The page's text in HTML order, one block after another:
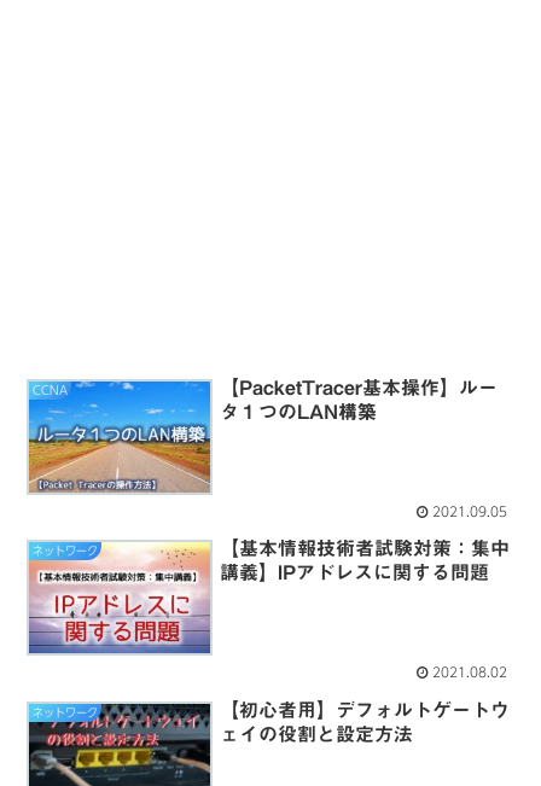
CCNA
【PacketTracer基本操作】ルー
タ１つのLAN構築
2021.09.05
ネットワーク
【基本情報技術者試験対策：集中
講義】IPアドレスに関する問題
2021.08.02
ネットワーク
【初心者用】デフォルトゲートウ
ェイの役割と設定方法